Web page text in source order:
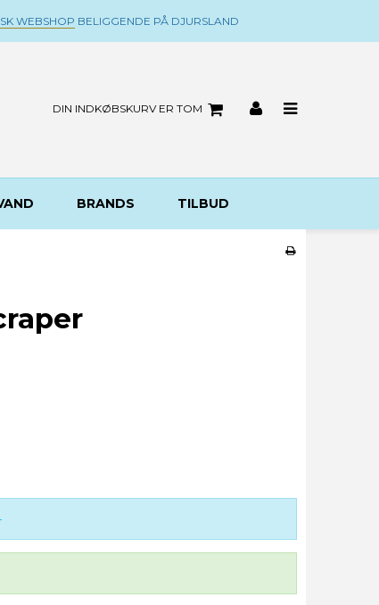
WEBSHOP BELIGGENDE PÅ DJURSLAND
DIN INDKØBSKURV ER TOM
BRANDS TILBUD